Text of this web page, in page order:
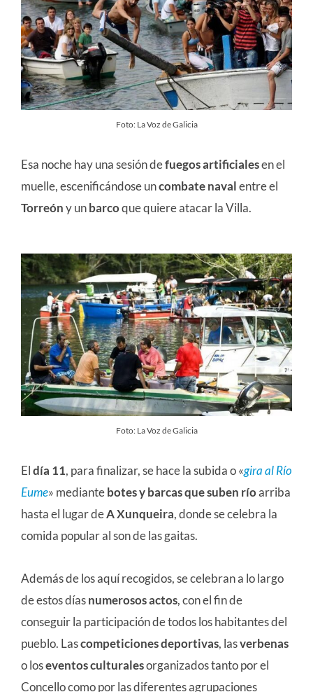
Foto: La Voz de Galicia
Esa noche hay una sesión defuegos artificialesen el
muelle, escenificándose uncombate navalentre el
Torreóny unbarcoque quiere atacar la Villa.
Foto: La Voz de Galicia
Eldía 11, para finalizar, se hace la subida o «gira al Río
Eume» mediantebotes y barcas que suben ríoarriba
hasta el lugar deA Xunqueira, donde se celebra la
comida popular al son de las gaitas.
Además de los aquí recogidos, se celebran a lo largo
de estos díasnumerosos actos, con el fin de
conseguir la participación de todos los habitantes del
pueblo. Lascompeticiones deportivas, lasverbenas
o loseventos culturalesorganizados tanto por el
Concello como por las diferentes agrupaciones